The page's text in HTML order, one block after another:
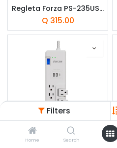
Filters
Home Search
Regleta Forza PS-235USBC 1 USB-A, 2 USB-C, 2 Tomas 100V Negra
Q 315.00